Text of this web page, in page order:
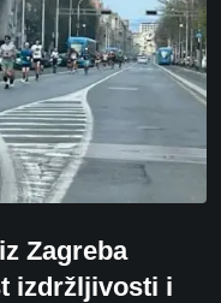
Zagreba
izdržljivosti i